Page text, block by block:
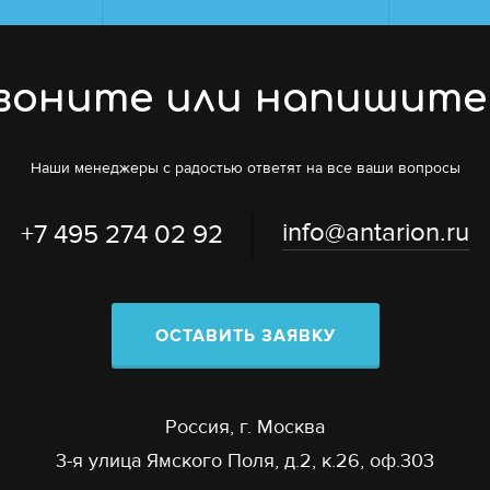
или
Наши менеджеры с радостью ответят на все ваши вопросы
+7 495 274 02 92 info@antarion.ru
ОСТАВИТЬ ЗАЯВКУ
Россия, г. Москва
3-я улица Ямского Поля, д.2, к.26, оф.303